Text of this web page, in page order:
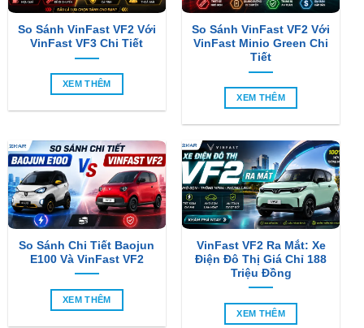
So Sánh VinFast VF2 Với
VinFast VF3 Chi Tiết
XEM THÊM
So Sánh VinFast VF2 Với
VinFast Minio Green Chi
Tiết
XEM THÊM
So Sánh Chi Tiết Baojun
E100 Và VinFast VF2
XEM THÊM
VinFast VF2 Ra Mắt: Xe
Điện Đô Thị Giá Chỉ 188
Triệu Đồng
XEM THÊM